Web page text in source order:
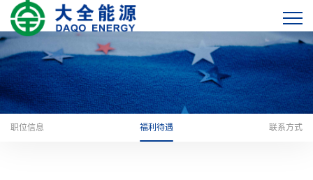
职位信息 福利待遇 联系方式